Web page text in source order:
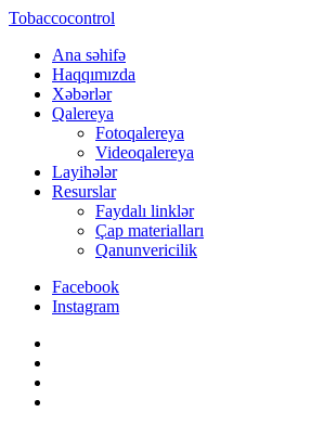
Tobaccocontrol
Ana səhifə
Haqqımızda
Xəbərlər
Qalereya
Fotoqalereya
Videoqalereya
Layihələr
Resurslar
Faydalı linklər
Çap materialları
Qanunvericilik
Facebook
Instagram